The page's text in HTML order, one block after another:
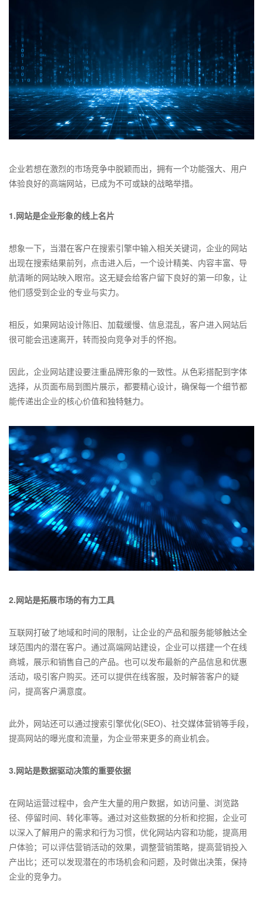
企业若想在激烈的市场竞争中脱颖而出，拥有一个功能强大、用户
体验良好的高端网站，已成为不可或缺的战略举措。
1.网站是企业形象的线上名片
想象一下，当潜在客户在搜索引擎中输入相关关键词，企业的网站
出现在搜索结果前列，点击进入后，一个设计精美、内容丰富、导
航清晰的网站映入眼帘。这无疑会给客户留下良好的第一印象，让
他们感受到企业的专业与实力。
相反，如果网站设计陈旧、加载缓慢、信息混乱，客户进入网站后
很可能会迅速离开，转而投向竞争对手的怀抱。
因此，企业网站建设要注重品牌形象的一致性。从色彩搭配到字体
选择，从页面布局到图片展示，都要精心设计，确保每一个细节都
能传递出企业的核心价值和独特魅力。
2.网站是拓展市场的有力工具
互联网打破了地域和时间的限制，让企业的产品和服务能够触达全
球范围内的潜在客户。通过高端网站建设，企业可以搭建一个在线
商城，展示和销售自己的产品。也可以发布最新的产品信息和优惠
活动，吸引客户购买。还可以提供在线客服，及时解答客户的疑
问，提高客户满意度。
此外，网站还可以通过搜索引擎优化(SEO)、社交媒体营销等手段，
提高网站的曝光度和流量，为企业带来更多的商业机会。
3.网站是数据驱动决策的重要依据
在网站运营过程中，会产生大量的用户数据，如访问量、浏览路
径、停留时间、转化率等。通过对这些数据的分析和挖掘，企业可
以深入了解用户的需求和行为习惯，优化网站内容和功能，提高用
户体验；可以评估营销活动的效果，调整营销策略，提高营销投入
产出比；还可以发现潜在的市场机会和问题，及时做出决策，保持
企业的竞争力。